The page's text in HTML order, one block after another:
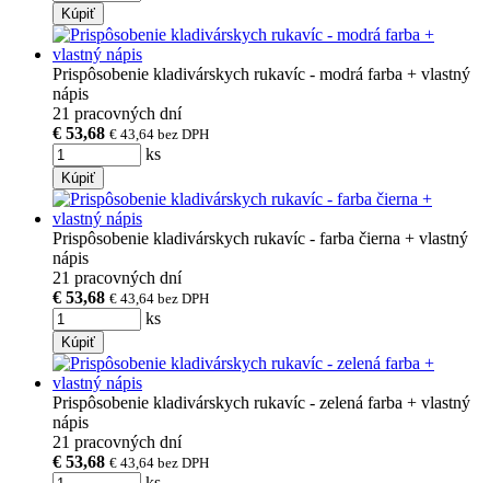
Kúpiť
Prispôsobenie kladivárskych rukavíc - modrá farba + vlastný
nápis
21 pracovných dní
€ 53,68 € 43,64 bez DPH
ks
Kúpiť
Prispôsobenie kladivárskych rukavíc - farba čierna + vlastný
nápis
21 pracovných dní
€ 53,68 € 43,64 bez DPH
ks
Kúpiť
Prispôsobenie kladivárskych rukavíc - zelená farba + vlastný
nápis
21 pracovných dní
€ 53,68 € 43,64 bez DPH